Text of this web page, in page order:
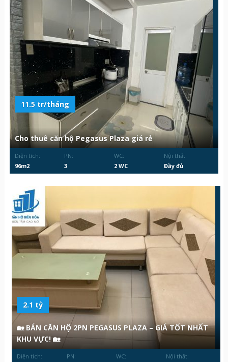
11.5 tr/tháng
Cho thuê căn hộ Pegasus Plaza giá rẻ
Diện tích:
96m2
PN:
3
WC:
2 WC
Nội thất:
Đầy đủ
2.1 tỷ
🏡 BÁN CĂN HỘ 2PN PEGASUS PLAZA – GIÁ TỐT NHẤT
KHU VỰC! 🏡
Diện tích:
PN:
WC:
Nội thất: